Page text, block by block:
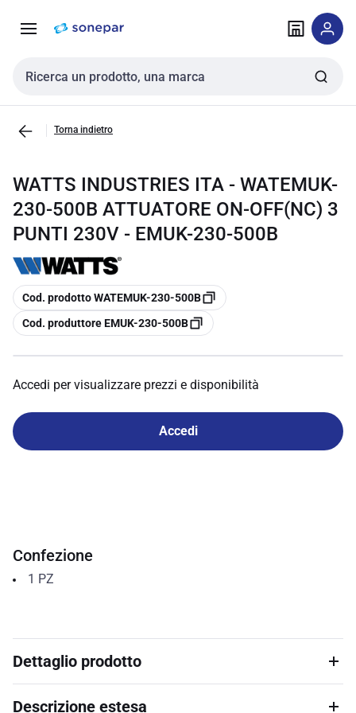
navigazione alla
Cerca input
Torna indietro
WATTS INDUSTRIES ITA - WATEMUK-
230-500B ATTUATORE ON-OFF(NC) 3
PUNTI 230V - EMUK-230-500B
copia
Cod. prodotto WATEMUK-230-500B
copia
Cod. produttore EMUK-230-500B
Accedi per visualizzare prezzi e disponibilità
Accedi
Confezione
1 PZ
Dettaglio prodotto
Descrizione estesa